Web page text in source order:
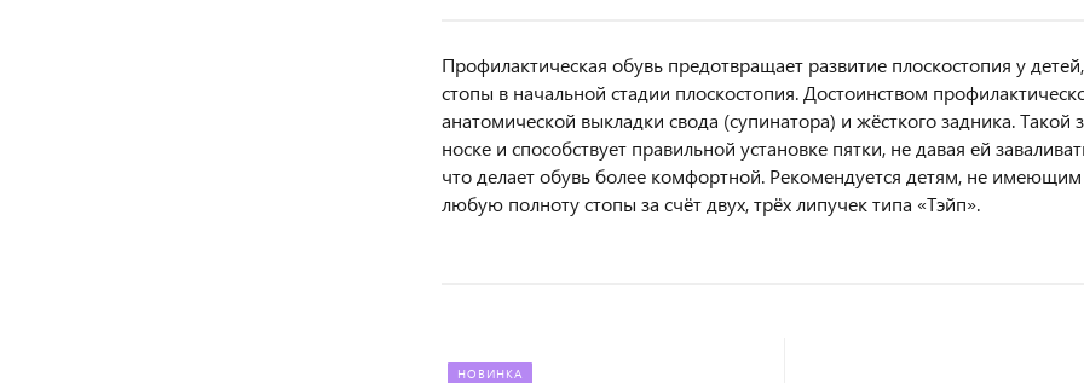
Профилактическая обувь предотвращает развитие плоскостопия у
стопы в начальной стадии плоскостопия. Достоинством
анатомической выкладки свода (супинатора) и жёсткого задника.
носке и способствует правильной установке пятки, не давая ей
что делает обувь более комфортной. Рекомендуется детям, не
любую полноту стопы за счёт двух, трёх липучек типа «Тэйп».
НОВИНКА